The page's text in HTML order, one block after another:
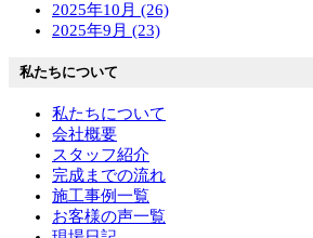
2025年10月 (26)
2025年9月 (23)
私たちについて
私たちについて
会社概要
スタッフ紹介
完成までの流れ
施工事例一覧
お客様の声一覧